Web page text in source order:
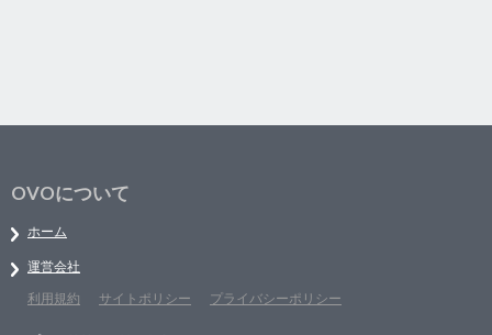
OVOについて
ホーム
運営会社
利用規約
サイトポリシー プライバシーポリシー